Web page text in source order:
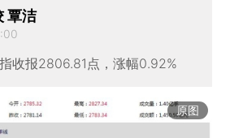
覃洁
收报2806.81点，涨幅0.92%
原图